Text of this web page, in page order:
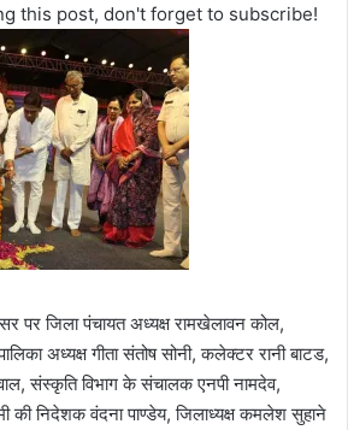
this post, don't forget to subscribe!
पर जिला पंचायत अध्यक्ष रामखेलावन कोल,
अध्यक्ष गीता संतोष सोनी, कलेक्टर रानी बाटड,
संस्कृति विभाग के संचालक एनपी नामदेव,
की निदेशक वंदना पाण्डेय, जिलाध्यक्ष कमलेश सुहाने